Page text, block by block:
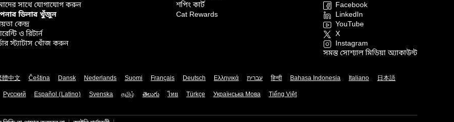
সাথে যোগাযোগ করুন
ডিলার খুঁজুন
কেন্দ্র
ও রিটার্ন
স্ট্যাটাস খোঁজ করুন
শপিং কার্ট
Cat Rewards
Facebook
LinkedIn
YouTube
X
Instagram
সমস্ত সোশ্যাল মিডিয়া অ্যাকাউন্ট
體中文 Čeština Dansk Nederlands Suomi Français Deutsch Ελληνικά עברית हिन्दी Bahasa Indonesia Italiano
日本語
Русский Español (Latino) Svenska தமிழ் తెలుగు ไทย Türkçe Українська Мова Tiếng Việt